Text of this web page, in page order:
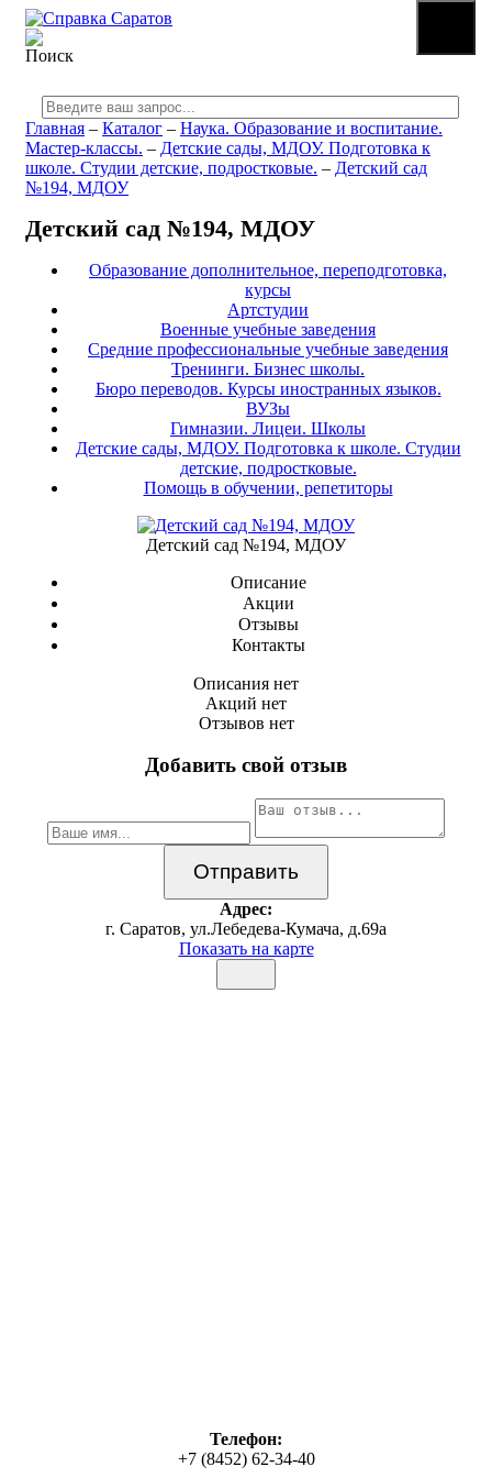
Главная – Каталог – Наука. Образование и воспитание.
Мастер-классы. – Детские сады, МДОУ. Подготовка к
школе. Студии детские, подростковые. – Детский сад
№194, МДОУ
Детский сад №194, МДОУ
Образование дополнительное, переподготовка,
курсы
Артстудии
Военные учебные заведения
Средние профессиональные учебные заведения
Тренинги. Бизнес школы.
Бюро переводов. Курсы иностранных языков.
ВУЗы
Гимназии. Лицеи. Школы
Детские сады, МДОУ. Подготовка к школе. Студии
детские, подростковые.
Помощь в обучении, репетиторы
Детский сад №194, МДОУ
Описание
Акции
Отзывы
Контакты
Описания нет
Акций нет
Отзывов нет
Добавить свой отзыв
Адрес:
г. Саратов, ул.Лебедева-Кумача, д.69а
Показать на карте
Телефон:
+7 (8452) 62-34-40